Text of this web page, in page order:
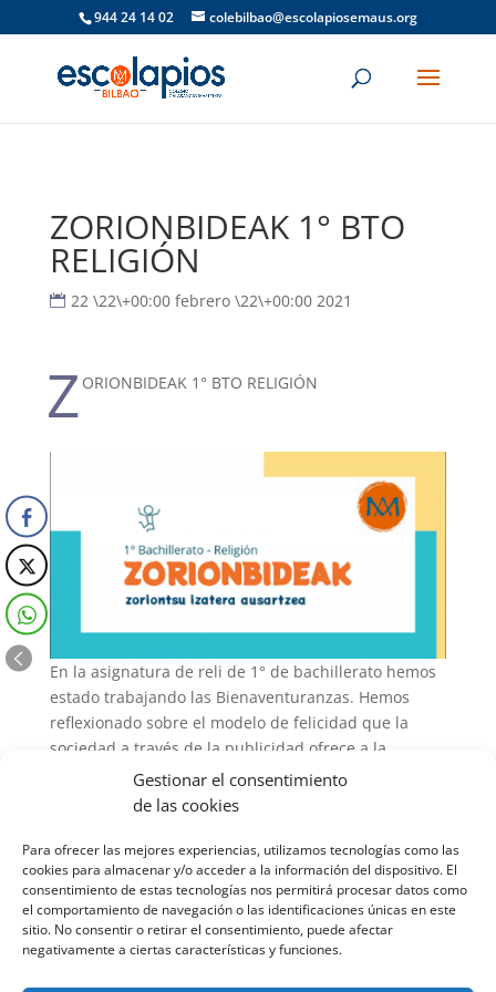
Gestionar el consentimiento
de las cookies
Para ofrecer las mejores experiencias, utilizamos tecnologías como las
cookies para almacenar y/o acceder a la información del dispositivo. El
consentimiento de estas tecnologías nos permitirá procesar datos como
el comportamiento de navegación o las identificaciones únicas en este
sitio. No consentir o retirar el consentimiento, puede afectar
negativamente a ciertas características y funciones.
944 24 14 02 colebilbao@escolapiosemaus.org
ZORIONBIDEAK 1° BTO
RELIGIÓN
22 \22\+00:00 febrero \22\+00:00 2021
Z ORIONBIDEAK 1° BTO RELIGIÓN
En la asignatura de reli de 1° de bachillerato hemos
estado trabajando las Bienaventuranzas. Hemos
reflexionado sobre el modelo de felicidad que la
sociedad a través de la publicidad ofrece a la
juventud y después de ver los valores que están
detrás, hemos querido resaltar cuáles son los
en día. Todo esto, lo hemos reflejado en unas
Bienaventuranzas que compartimos con el resto del
colegio.
https://view.genial.ly/6030cde972dd1e0da393f1aa/vi